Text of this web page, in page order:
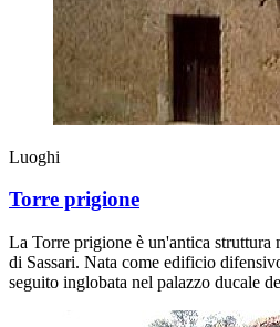
Luoghi
Torre prigione
La Torre prigione è un'antica
di Sassari. Nata come edificio
seguito inglobata nel palazzo ducale